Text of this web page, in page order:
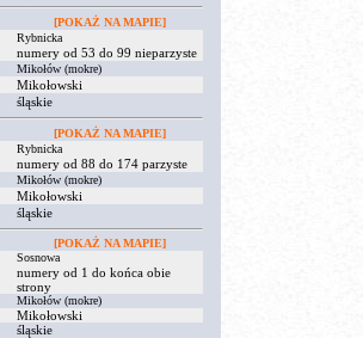
[POKAŻ NA MAPIE]
Rybnicka
numery od 53 do 99 nieparzyste
Mikołów (mokre)
Mikołowski
śląskie
[POKAŻ NA MAPIE]
Rybnicka
numery od 88 do 174 parzyste
Mikołów (mokre)
Mikołowski
śląskie
[POKAŻ NA MAPIE]
Sosnowa
numery od 1 do końca obie
strony
Mikołów (mokre)
Mikołowski
śląskie